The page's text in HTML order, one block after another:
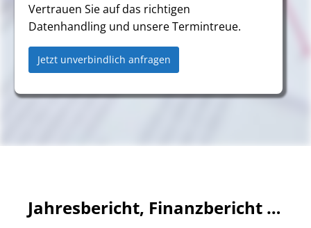
Vertrauen Sie auf das richtigen
Datenhandling und unsere Termintreue.
Jetzt unverbindlich anfragen
Jahresbericht, Finanzbericht …